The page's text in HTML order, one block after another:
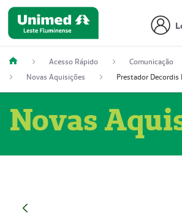
Acesso Rápido
Comunicação
Novas Aquisições
Novas